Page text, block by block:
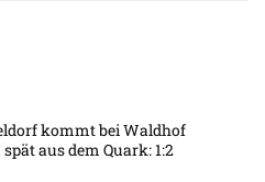
kommt bei Waldhof
aus dem Quark: 1:2